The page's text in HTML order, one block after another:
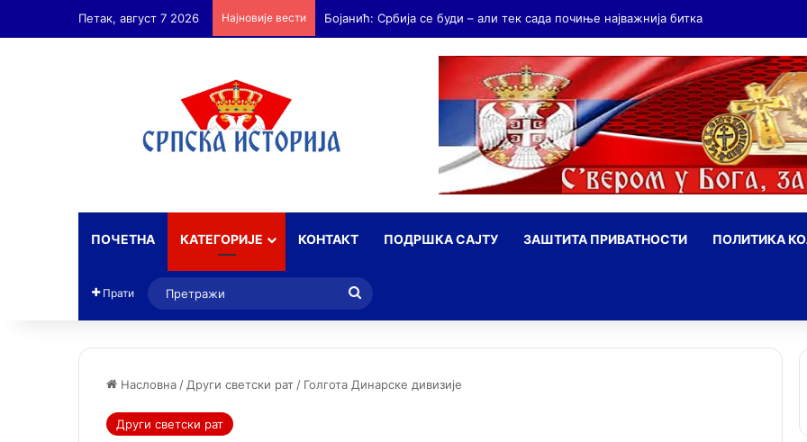
Петак, август 7 2026 Најновије вести Бојанић: Србија се буди – али тек сада почиње најважнија битка
ПОЧЕТНА КАТЕГОРИЈЕ КОНТАКТ ПОДРШКА САЈТУ ЗАШТИТА ПРИВАТНОСТИ ПОЛИТИКА
Прати
Насловна / Други светски рат / Голгота Динарске дивизије
Други светски рат